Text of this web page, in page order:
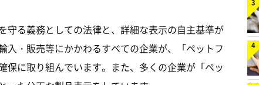
る義務としての法律と、詳細な表示の自主基準が
・販売等にかかわるすべての企業が、「ペットフ
に取り組んでいます。また、多くの企業が「ペッ